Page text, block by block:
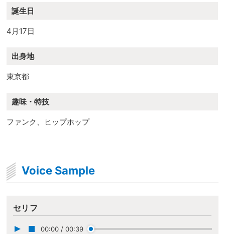
誕生日
4月17日
出身地
東京都
趣味・特技
ファンク、ヒップホップ
Voice Sample
セリフ
00:00 / 00:39